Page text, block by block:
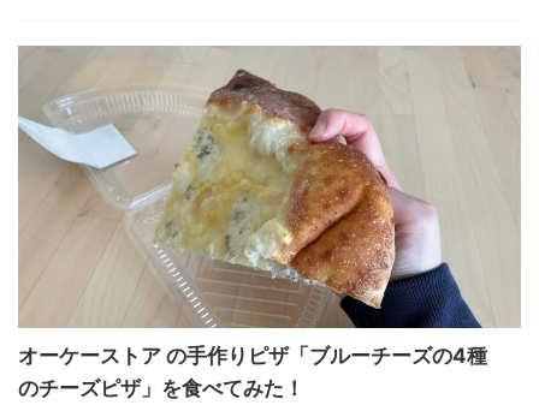
オーケーストア の手作りピザ「ブルーチーズの4種
のチーズピザ」を食べてみた！